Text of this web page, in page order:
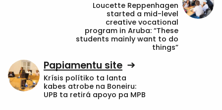
Loucette Reppenhagen
started a mid-level
creative vocational
program in Aruba: “These
students mainly want to do
things”
Papiamentu site
Krísis polítiko ta lanta
kabes atrobe na Boneiru:
UPB ta retirá apoyo pa MPB